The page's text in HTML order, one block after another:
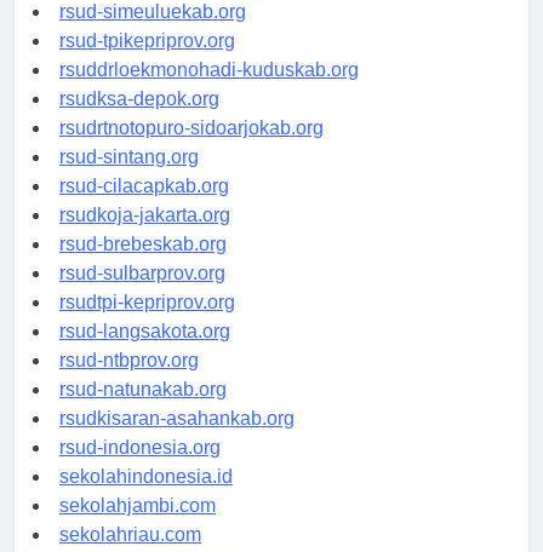
rsud-simeuluekab.org
rsud-tpikepriprov.org
rsuddrloekmonohadi-kuduskab.org
rsudksa-depok.org
rsudrtnotopuro-sidoarjokab.org
rsud-sintang.org
rsud-cilacapkab.org
rsudkoja-jakarta.org
rsud-brebeskab.org
rsud-sulbarprov.org
rsudtpi-kepriprov.org
rsud-langsakota.org
rsud-ntbprov.org
rsud-natunakab.org
rsudkisaran-asahankab.org
rsud-indonesia.org
sekolahindonesia.id
sekolahjambi.com
sekolahriau.com